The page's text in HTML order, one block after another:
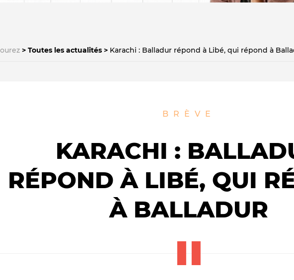
L'équipe
Toutes les actualités Karachi : Balladur répond à Libé, qui répond à
BRÈVE
KARACHI :
RÉPOND À LIBÉ, QUI
À BALLADUR